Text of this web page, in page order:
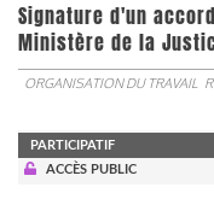
Signature d'un
Ministère de la
ORGANISATION DU TRAVAIL
PARTICIPATIF
ACCÈS PUBLIC